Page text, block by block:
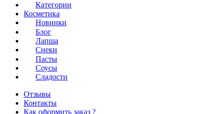
Категории
Косметика
Новинки
Блог
Лапша
Снеки
Пасты
Соусы
Сладости
Отзывы
Контакты
Как оформить заказ ?